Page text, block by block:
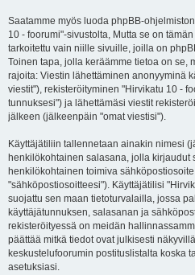
Saatamme myös luoda phpBB-
10 - foorumi"-sivustolta, Mutta se on
tarkoitettu vain niille sivuille, joilla on
Toinen tapa, jolla keräämme tietoa on se,
rajoita: Viestin lähettäminen anonyyminä
viestit"), rekisteröityminen "Hirvikatu 10 -
tunnuksesi") ja lähettämäsi viestit
jälkeen (jälkeenpäin "omat viestisi").
Käyttäjätiliin tallennetaan ainakin nimesi
henkilökohtainen salasana, jolla
henkilökohtainen toimiva
"sähköpostiosoitteesi"). Käyttäjätilisi
suojattu sen maan tietoturvalailla, jossa
käyttäjätunnuksen, salasanan ja
rekisteröityessä on meidän
päättää mitkä tiedot ovat julkisesti
keskustelufoorumin postituslistalta koska
asetuksiasi.